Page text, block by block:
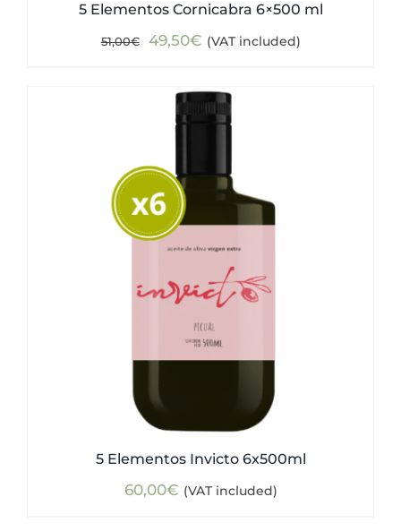
5 Elementos Cornicabra 6×500 ml
51,00€
Original
was:
51,00€.
49,50€Current
is:
49,50€.
(VAT included)
5 Elementos Invicto 6x500ml
60,00€ (VAT included)